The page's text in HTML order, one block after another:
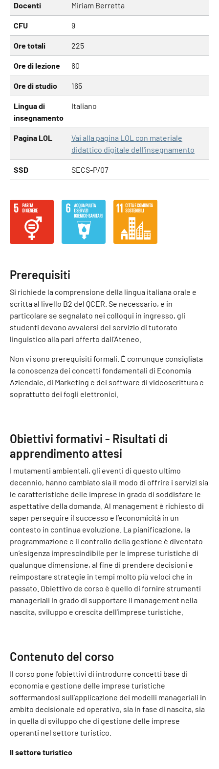
Docenti Miriam Berretta
CFU 9
Ore totali 225
Ore di lezione 60
Ore di studio 165
Lingua di
insegnamento
Italiano
Pagina LOL
Vai alla pagina LOL con materiale
didattico digitale dell'insegnamento
SSD SECS-P/07
Prerequisiti
Si richiede la comprensione della lingua italiana orale e
scritta al livello B2 del QCER. Se necessario, e in
particolare se segnalato nei colloqui in ingresso, gli
studenti devono avvalersi del servizio di tutorato
linguistico alla pari offerto dall’Ateneo.
Non vi sono prerequisiti formali. È comunque consigliata
la conoscenza dei concetti fondamentali di Economia
Aziendale, di Marketing e dei software di videoscrittura e
soprattutto dei fogli elettronici.
Obiettivi formativi - Risultati di
apprendimento attesi
I mutamenti ambientali, gli eventi di questo ultimo
decennio, hanno cambiato sia il modo di offrire i servizi sia
le caratteristiche delle imprese in grado di soddisfare le
aspettative della domanda. Al management è richiesto di
saper perseguire il successo e l’economicità in un
contesto in continua evoluzione. La pianificazione, la
programmazione e il controllo della gestione è diventato
un’esigenza imprescindibile per le imprese turistiche di
qualunque dimensione, al fine di prendere decisioni e
reimpostare strategie in tempi molto più veloci che in
passato. Obiettivo de corso è quello di fornire strumenti
manageriali in grado di supportare il management nella
nascita, sviluppo e crescita dell’imprese turistiche.
Contenuto del corso
Il corso pone l'obiettivi di introdurre concetti base di
economia e gestione delle imprese turistiche
soffermandosi sull’applicazione dei modelli manageriali in
ambito decisionale ed operativo, sia in fase di nascita, sia
in quella di sviluppo che di gestione delle imprese
operanti nel settore turistico.
Il settore turistico